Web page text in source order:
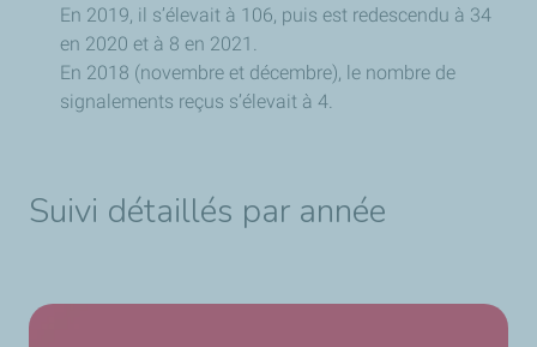
En 2019, il s’élevait à 106, puis est redescendu à 34
en 2020 et à 8 en 2021.
En 2018 (novembre et décembre), le nombre de
signalements reçus s’élevait à 4.
Suivi détaillés par année